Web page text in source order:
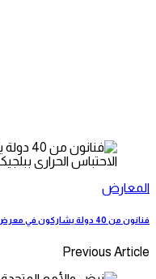
المعارض
فنانون من 40 دولة يشاركون في معرض عن الاحتباس الحرارى ببلجيكا
Previous Article